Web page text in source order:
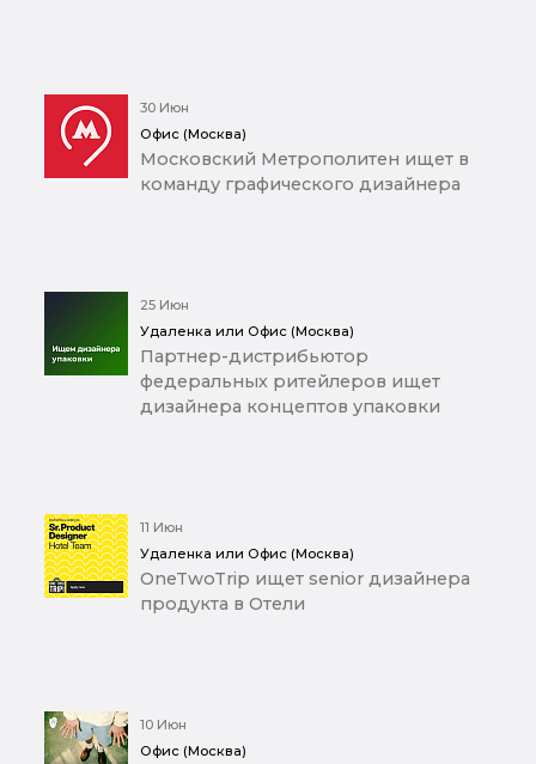
30 Июн
Офис (Москва)
Московский Метрополитен ищет в
команду графического дизайнера
25 Июн
Удаленка или Офис (Москва)
Партнер-дистрибьютор
федеральных ритейлеров ищет
дизайнера концептов упаковки
11 Июн
Удаленка или Офис (Москва)
OneTwoTrip ищет senior дизайнера
продукта в Отели
10 Июн
Офис (Москва)